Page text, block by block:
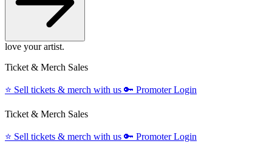
love your artist.
Ticket & Merch Sales
⭐️ Sell tickets & merch with us 🔑 Promoter Login
Ticket & Merch Sales
⭐️ Sell tickets & merch with us 🔑 Promoter Login